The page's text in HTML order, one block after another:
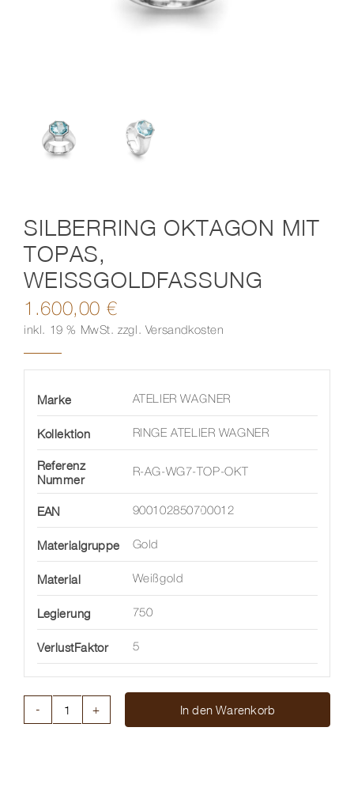
SILBERRING OKTAGON MIT
TOPAS,
WEISSGOLDFASSUNG
1.600,00 €
inkl. 19 % MwSt. zzgl. Versandkosten
Marke ATELIER WAGNER
Kollektion RINGE ATELIER WAGNER
Referenz
Nummer
R-AG-WG7-TOP-OKT
EAN 900102850700012
Materialgruppe Gold
Material Weißgold
Legierung 750
VerlustFaktor 5
In den Warenkorb